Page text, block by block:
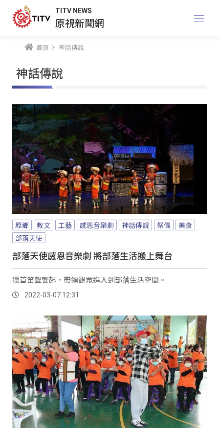
TITV NEWS
原視新聞網
首頁 神話傳說
神話傳說
原鄉 教文 工藝 感恩音樂劇 神話傳說 祭儀
美食
部落天使
部落天使感恩音樂劇 將部落生活搬上舞台
獵首笛聲響起，帶領觀眾進入到部落生活空間。
2022-03-07 12:31